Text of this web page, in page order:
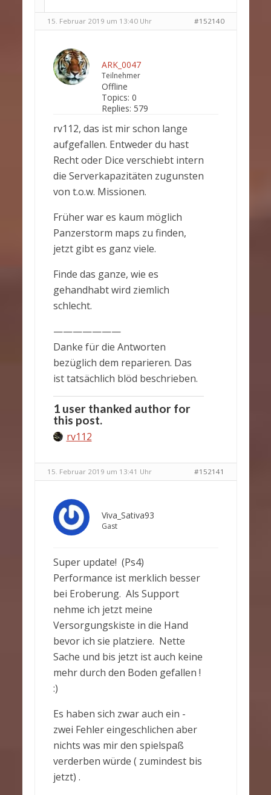
15. Februar 2019 um 13:40 Uhr #152140
ARK_0047
Teilnehmer
Offline
Topics: 0
Replies: 579
rv112, das ist mir schon lange
aufgefallen. Entweder du hast
Recht oder Dice verschiebt intern
die Serverkapazitäten zugunsten
von t.o.w. Missionen.
Früher war es kaum möglich
Panzerstorm maps zu finden,
jetzt gibt es ganz viele.
Finde das ganze, wie es
gehandhabt wird ziemlich
schlecht.
———————
Danke für die Antworten
bezüglich dem reparieren. Das
ist tatsächlich blöd beschrieben.
1 user thanked author for
this post.
rv112
15. Februar 2019 um 13:41 Uhr #152141
Viva_Sativa93
Gast
Super update! (Ps4)
Performance ist merklich besser
bei Eroberung. Als Support
nehme ich jetzt meine
Versorgungskiste in die Hand
bevor ich sie platziere. Nette
Sache und bis jetzt ist auch keine
mehr durch den Boden gefallen !
:)
Es haben sich zwar auch ein -
zwei Fehler eingeschlichen aber
nichts was mir den spielspaß
verderben würde ( zumindest bis
jetzt) .